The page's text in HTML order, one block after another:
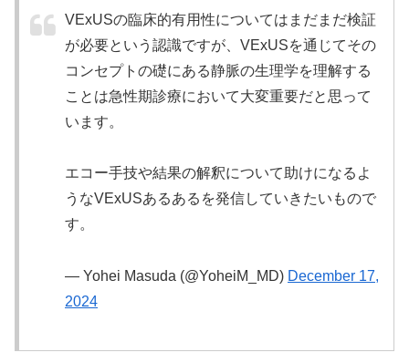
VExUSの臨床的有用性についてはまだまだ検証
が必要という認識ですが、VExUSを通じてその
コンセプトの礎にある静脈の生理学を理解する
ことは急性期診療において大変重要だと思って
います。
エコー手技や結果の解釈について助けになるよ
うなVExUSあるあるを発信していきたいもので
す。
— Yohei Masuda (@YoheiM_MD) December 17,
2024